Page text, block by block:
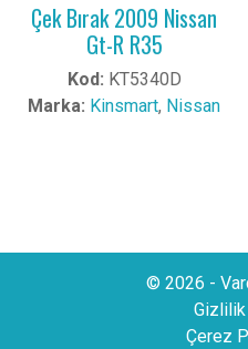
Çek Bırak 2009 Nissan
Gt-R R35
Kod: KT5340D
Marka: Kinsmart, Nissan
© 2026 -
Çerez